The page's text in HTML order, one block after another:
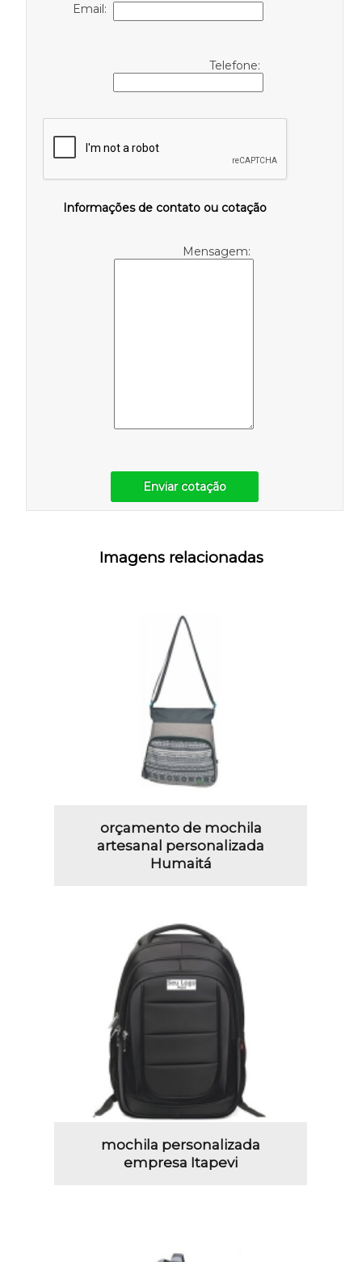
Email:
Telefone:
Informações de contato ou cotação
Mensagem:
Enviar cotação
Imagens relacionadas
orçamento de mochila
artesanal personalizada
Humaitá
mochila personalizada
empresa Itapevi